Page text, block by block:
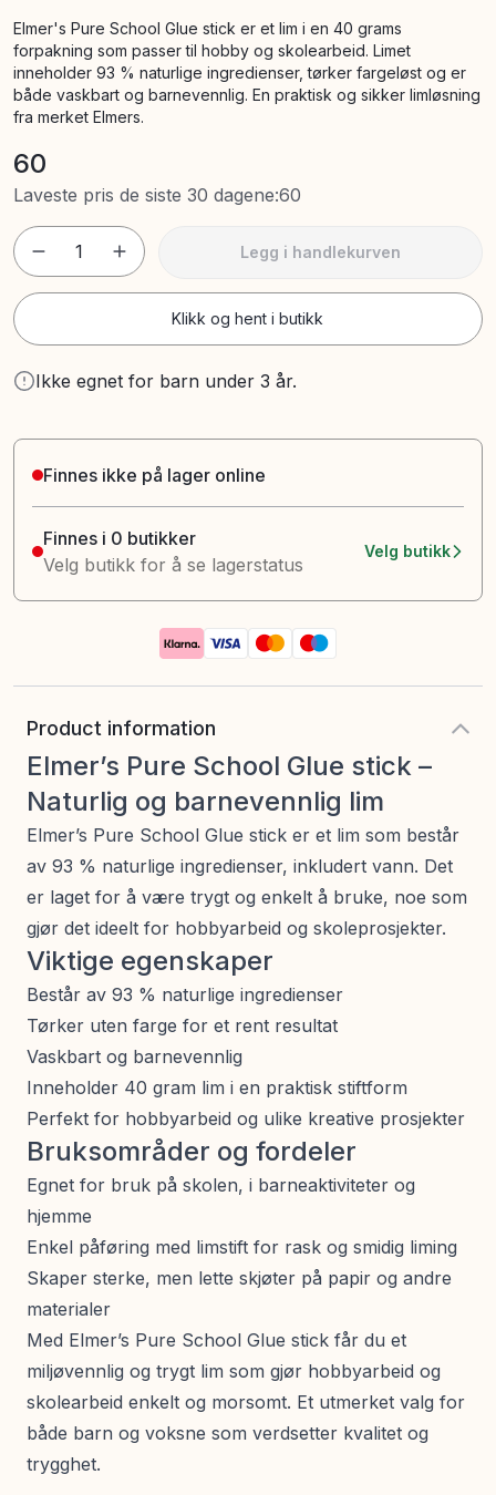
Elmer's Pure School Glue stick er et lim i en 40 grams
forpakning som passer til hobby og skolearbeid. Limet
inneholder 93 % naturlige ingredienser, tørker fargeløst og er
både vaskbart og barnevennlig. En praktisk og sikker limløsning
fra merket Elmers.
60
Laveste pris de siste 30 dagene:60
1 Legg i handlekurven
Klikk og hent i butikk
Ikke egnet for barn under 3 år.
Finnes ikke på lager online
Finnes i 0 butikker
Velg butikk for å se lagerstatus
Velg butikk
Product information
Elmer’s Pure School Glue stick –
Naturlig og barnevennlig lim
Elmer’s Pure School Glue stick er et lim som består
av 93 % naturlige ingredienser, inkludert vann. Det
er laget for å være trygt og enkelt å bruke, noe som
gjør det ideelt for hobbyarbeid og skoleprosjekter.
Viktige egenskaper
Består av 93 % naturlige ingredienser
Tørker uten farge for et rent resultat
Vaskbart og barnevennlig
Inneholder 40 gram lim i en praktisk stiftform
Perfekt for hobbyarbeid og ulike kreative prosjekter
Bruksområder og fordeler
Egnet for bruk på skolen, i barneaktiviteter og
hjemme
Enkel påføring med limstift for rask og smidig liming
Skaper sterke, men lette skjøter på papir og andre
materialer
Med Elmer’s Pure School Glue stick får du et
miljøvennlig og trygt lim som gjør hobbyarbeid og
skolearbeid enkelt og morsomt. Et utmerket valg for
både barn og voksne som verdsetter kvalitet og
trygghet.